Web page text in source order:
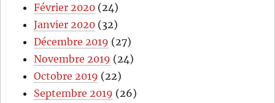
Février 2020 (24)
Janvier 2020 (32)
Décembre 2019 (27)
Novembre 2019 (24)
Octobre 2019 (22)
Septembre 2019 (26)